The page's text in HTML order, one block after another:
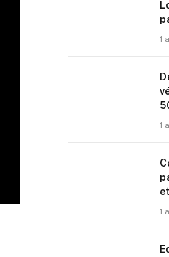
1
1
1